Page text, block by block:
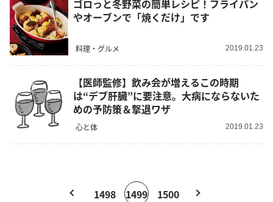
ゴロっと冬野菜の簡単レシピ！フライパン
やオーブンで「焼くだけ」です
料理・グルメ 2019.01.23
【医師監修】飲み会が増えるこの時期
は“デブ肝臓”に要注意。大病にならないた
めの予防策＆撃退ワザ
心と体 2019.01.23
1498 1499 1500